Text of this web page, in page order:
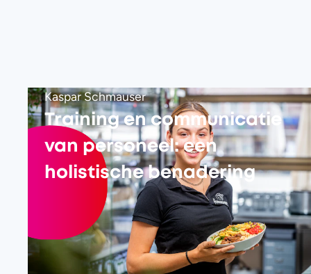
Kaspar Schmauser
Training en communicatie
van personeel: een
holistische benadering